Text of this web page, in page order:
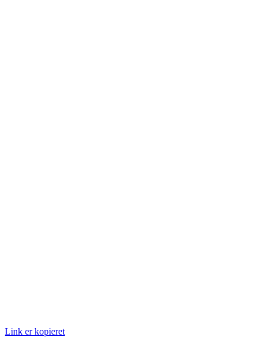
Link er kopieret